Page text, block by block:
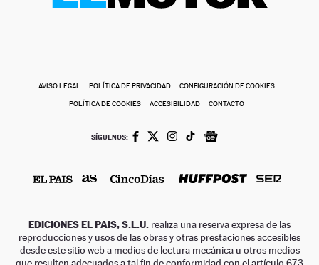
AVISO LEGAL POLÍTICA DE PRIVACIDAD CONFIGURACIÓN DE COOKIES
POLÍTICA DE COOKIES ACCESIBILIDAD CONTACTO
SÍGUENOS:
EDICIONES EL PAIS, S.L.U. realiza una reserva expresa de las
reproducciones y usos de las obras y otras prestaciones accesibles
desde este sitio web a medios de lectura mecánica u otros medios